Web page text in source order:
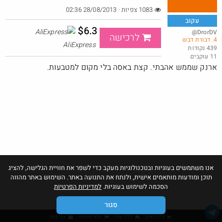
שוב דקו נותנים בראש
$21.7
@אבי_בי
37· 1454
אנו משתמשים בעוגיות ובטכנולוגיות מעקב כדי לשפר את חוויית הגלישה, להציג
תוכן ומודעות מותאמים אישית, ולנתח את התנועה באתר. השימוש באתר מהווה
הסכמה לשימוש בעוגיות. למדיניות הפרטיות
סגור
עקוב
@DrorDV
4. דבורת דבש
439 נקודות
11 עוקבים
לרכישה $6.3
AliExpress
ארנק שממש אהבתי. קצת באסה בלי מקום למטבעות.